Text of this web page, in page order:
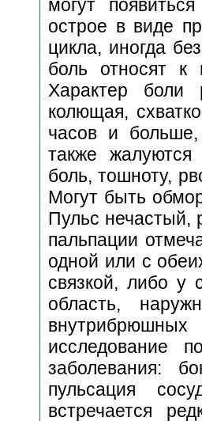
могут
острое в виде
цикла, иногда
боль относят к
Характер боли
колющая,
часов и
также жалуются
боль, тошноту,
Могут быть
Пульс нечастый,
пальпации
одной или с
связкой, либо у
область,
исследование
заболевания:
пульсация
встречается